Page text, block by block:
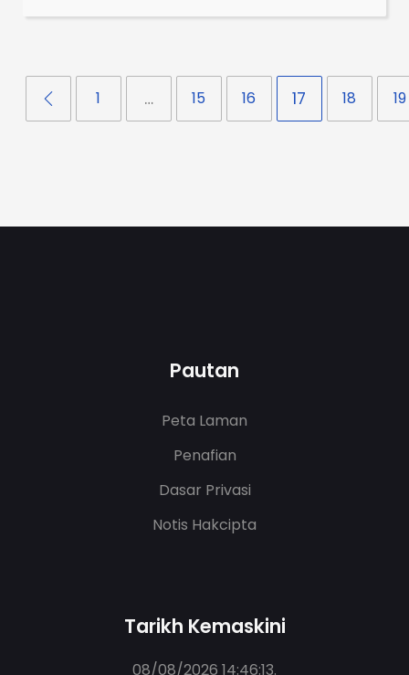
1 … 15 16 17 18 19
Pautan
Peta Laman
Penafian
Dasar Privasi
Notis Hakcipta
Tarikh Kemaskini
08/08/2026 14:46:13.